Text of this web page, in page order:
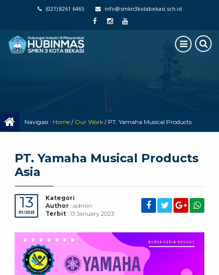
(021) 8261 6465 info@smkn3kotabekasi.sch.id
Navigasi : Home / Our Work / PT. Yamaha Musical Products
PT. Yamaha Musical Products
Asia
13
01/2023
Kategori :
Author : admin
Terbit : 13 January 2023